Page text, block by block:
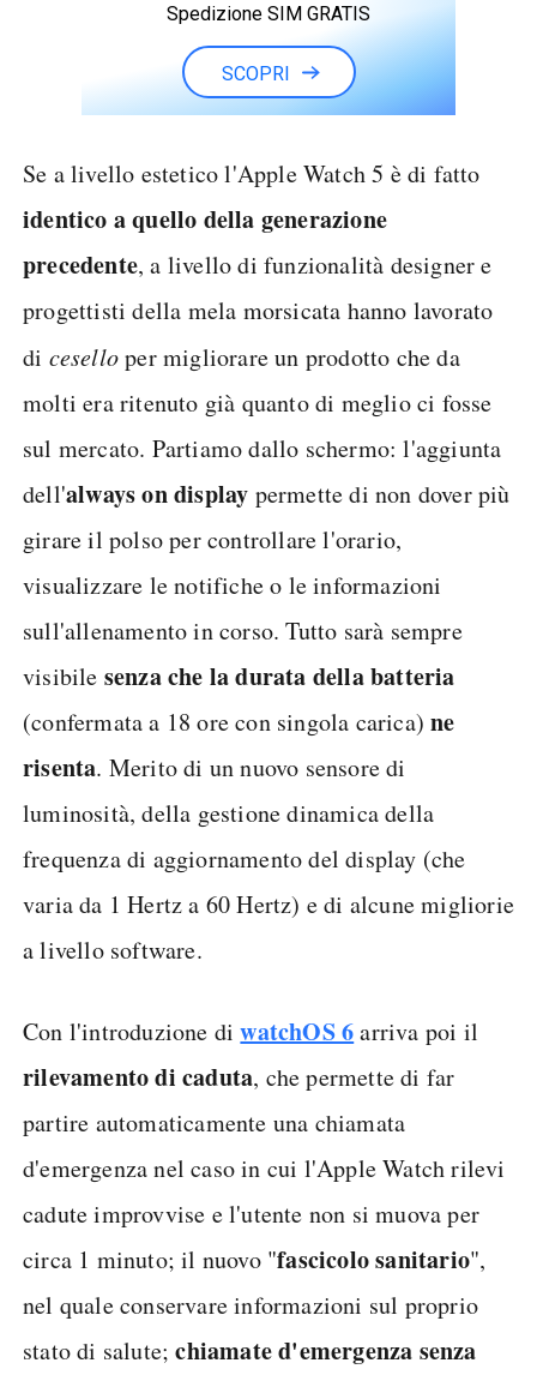
Spedizione SIM GRATIS
SCOPRI
Se a livello estetico l'Apple Watch 5 è di fatto
identico a quello della generazione
precedente, a livello di funzionalità designer e
progettisti della mela morsicata hanno lavorato
di ceselloper migliorare un prodotto che da
molti era ritenuto già quanto di meglio ci fosse
sul mercato. Partiamo dallo schermo: l'aggiunta
dell'always on display permette di non dover più
girare il polso per controllare l'orario,
visualizzare le notifiche o le informazioni
sull'allenamento in corso. Tutto sarà sempre
visibile senza che la durata della batteria
(confermata a 18 ore con singola carica)ne
risenta. Merito di un nuovo sensore di
luminosità, della gestione dinamica della
frequenza di aggiornamento del display (che
varia da 1 Hertz a 60 Hertz) e di alcune migliorie
a livello software.
Con l'introduzione diwatchOS 6arriva poi il
rilevamento di caduta, che permette di far
partire automaticamente una chiamata
d'emergenza nel caso in cui l'Apple Watch rilevi
cadute improvvise e l'utente non si muova per
circa 1 minuto; il nuovo "fascicolo sanitario",
nel quale conservare informazioni sul proprio
stato di salute;chiamate d'emergenza senza